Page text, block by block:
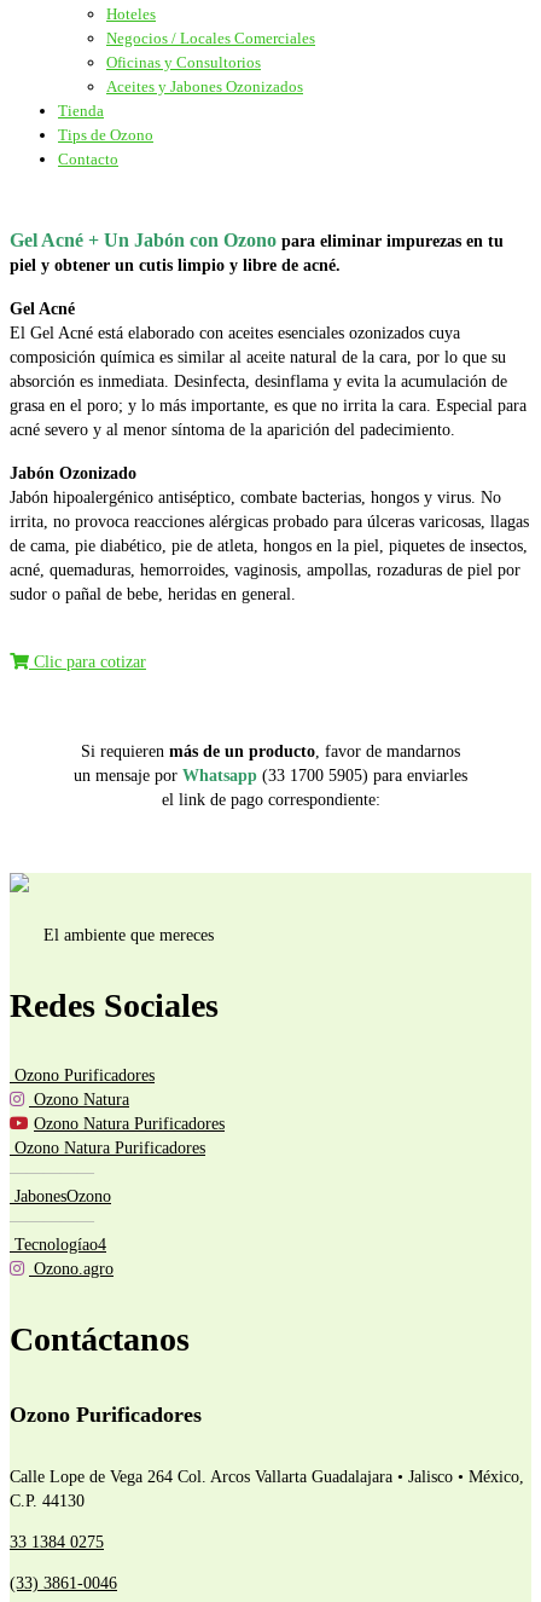
Hoteles
Negocios / Locales Comerciales
Oficinas y Consultorios
Aceites y Jabones Ozonizados
Tienda
Tips de Ozono
Contacto
Gel Acné + Un Jabón con Ozono para eliminar impurezas en tu
piel y obtener un cutis limpio y libre de acné.
Gel Acné
El Gel Acné está elaborado con aceites esenciales ozonizados cuya
composición química es similar al aceite natural de la cara, por lo que su
absorción es inmediata. Desinfecta, desinflama y evita la acumulación de
grasa en el poro; y lo más importante, es que no irrita la cara. Especial para
acné severo y al menor síntoma de la aparición del padecimiento.
Jabón Ozonizado
Jabón hipoalergénico antiséptico, combate bacterias, hongos y virus. No
irrita, no provoca reacciones alérgicas probado para úlceras varicosas, llagas
de cama, pie diabético, pie de atleta, hongos en la piel, piquetes de insectos,
acné, quemaduras, hemorroides, vaginosis, ampollas, rozaduras de piel por
sudor o pañal de bebe, heridas en general.
Clic para cotizar
Si requieren más de un producto, favor de mandarnos
un mensaje por Whatsapp (33 1700 5905) para enviarles
el link de pago correspondiente:
El ambiente que mereces
Redes Sociales
Ozono Purificadores
Ozono Natura
Ozono Natura Purificadores
Ozono Natura Purificadores
—————
JabonesOzono
—————
Tecnologíao4
Ozono.agro
Contáctanos
Ozono Purificadores
Calle Lope de Vega 264 Col. Arcos Vallarta Guadalajara • Jalisco • México,
C.P. 44130
33 1384 0275
(33) 3861-0046